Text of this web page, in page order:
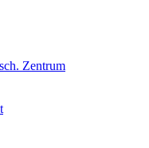
Zentrum